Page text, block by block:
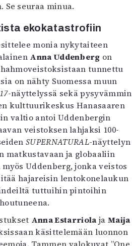
Se seuraa minua.
ekokatastrofiin
monia nykytaiteen
Anna Uddenberg on
tunnettu
on nähty Suomessa muun
-näyttelyssä sekä pysyvämmin
kulttuurikeskus Hanasaaren
valtio antoi Uddenbergin
veistoksen lahjaksi 100-
SUPERNATURAL-näyttelyn
matkustavaan ja globaaliin
Uddenberg, jonka veistos
hajareisin lentokonelaukun
tuttuihin pintoihin
Anna Estarriola ja Maija
käsittelemään luonnon